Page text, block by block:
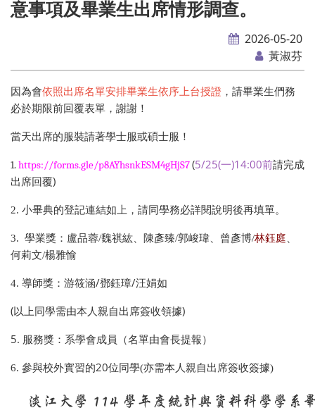
意事項及畢業生出席情形調查。
2026-05-20
黃淑芬
因為會依照出席名單安排畢業生依序上台授證 ，請畢業生們務
必於期限前回覆表單，謝謝！
當天出席的服裝請著學士服或碩士服！
1.https://forms.gle/p8AYhsnkESM4gHjS7(5/25(一)14:00前請完成
出席回覆)
2. 小畢典的登記連結如上，請同學務必詳閱說明後再填單。
3. 學業獎：盧品蓉/魏祺紘、陳彥臻/郭峻瑋、曾彥博/林鈺庭
何莉文/楊雅愉
4. 導師獎：游筱涵/鄧鈺璋/汪娟如
(以上同學需由本人親自出席簽收領據)
5. 服務獎：系學會成員（名單由會長提報）
6. 參與校外實習的20位同學(亦需本人親自出席簽收簽據)